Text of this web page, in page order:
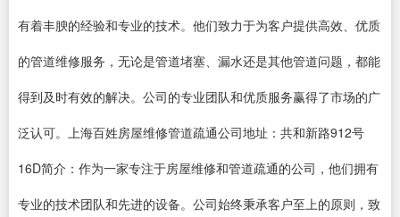
有着丰腴的经验和专业的技术。他们致力于为客户提供高效、优质
的管道维修服务，无论是管道堵塞、漏水还是其他管道问题，都能
得到及时有效的解决。公司的专业团队和优质服务赢得了市场的广
泛认可。上海百姓房屋维修管道疏通公司地址：共和新路912号
16D简介：作为一家专注于房屋维修和管道疏通的公司，他们拥有
专业的技术团队和先进的设备。公司始终秉承客户至上的原则，致